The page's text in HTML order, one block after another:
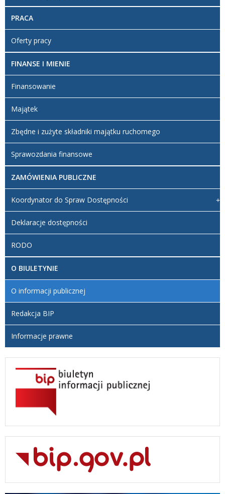
PRACA
Oferty pracy
FINANSE I MIENIE
Finansowanie
Majątek
Zbędne i zużyte składniki majątku ruchomego
Sprawozdania finansowe
ZAMÓWIENIA PUBLICZNE
Koordynator do Spraw Dostępności
Deklaracje dostępności
RODO
O BIULETYNIE
O informacji publicznej
Redakcja BIP
Informacje prawne